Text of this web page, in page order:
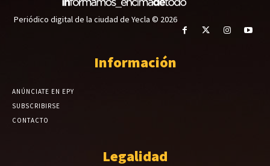
Periódico digital de la ciudad de Yecla © 2026
Información
ANÚNCIATE EN EPY
SUBSCRIBIRSE
CONTACTO
Legalidad